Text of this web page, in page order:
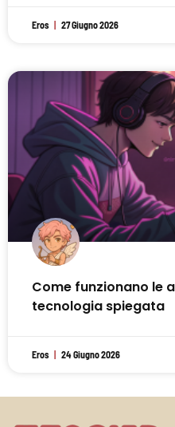
Eros 27 Giugno 2026
Come funzionano le
tecnologia spiegata
Eros 24 Giugno 2026